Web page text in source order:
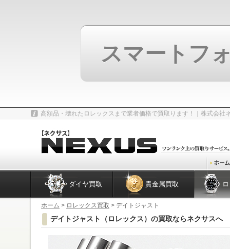
スマートフ
高額品・壊れたロレックスまで業者価格で買取ります！｜株式会社
ダイヤ買取 貴金属買取
ホーム > ロレックス買取 > デイトジャスト
デイトジャスト（ロレックス）の買取ならネクサスへ